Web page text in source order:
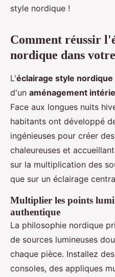
style nordique !
Comment réussir
nordique dans
L'éclairage style nordique
d'un aménagement
Face aux longues nuits
habitants ont développé
ingénieuses pour créer
chaleureuses et
sur la multiplication des
que sur un éclairage
Multiplier les points
authentique
La philosophie nordique
de sources lumineuses
chaque pièce. Installez
consoles, des appliques